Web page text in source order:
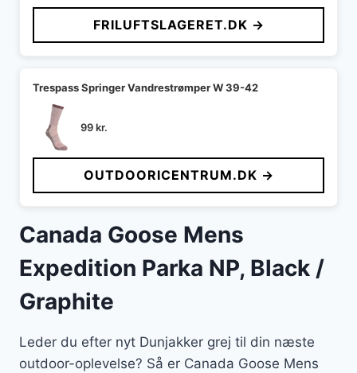
pris
var:
1.129 kr..
pris
er:
881 kr..
FRILUFTSLAGERET.DK →
Trespass Springer Vandrestrømper W 39-42
99kr.
OUTDOORICENTRUM.DK →
Canada Goose Mens
Expedition Parka NP, Black /
Graphite
Leder du efter nyt Dunjakker grej til din næste
outdoor-oplevelse? Så er Canada Goose Mens